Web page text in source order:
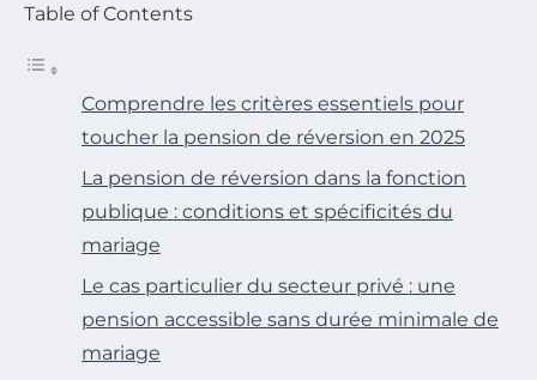
Table of Contents
Comprendre les critères essentiels pour
toucher la pension de réversion en 2025
La pension de réversion dans la fonction
publique : conditions et spécificités du
mariage
Le cas particulier du secteur privé : une
pension accessible sans durée minimale de
mariage